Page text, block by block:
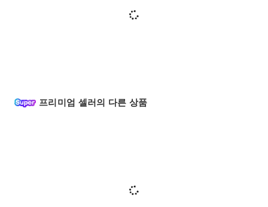
프리미엄 셀러의 다른 상품